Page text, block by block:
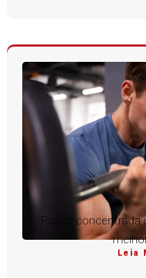
Rosca concentrada
Leia